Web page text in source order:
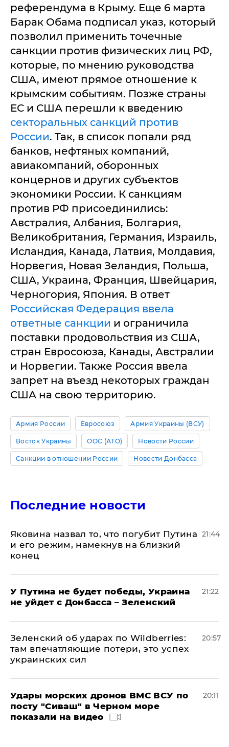
референдума в Крыму. Еще 6 марта
Барак Обама подписал указ, который
позволил применить точечные
санкции против физических лиц РФ,
которые, по мнению руководства
США, имеют прямое отношение к
крымским событиям. Позже страны
ЕС и США перешли к введению
секторальных санкций против
России. Так, в список попали ряд
банков, нефтяных компаний,
авиакомпаний, оборонных
концернов и других субъектов
экономики России. К санкциям
против РФ присоединились:
Австралия, Албания, Болгария,
Великобритания, Германия, Израиль,
Исландия, Канада, Латвия, Молдавия,
Норвегия, Новая Зеландия, Польша,
США, Украина, Франция, Швейцария,
Черногория, Япония. В ответ
Российская Федерация ввела
ответные санкции и ограничила
поставки продовольствия из США,
стран Евросоюза, Канады, Австралии
и Норвегии. Также Россия ввела
запрет на въезд некоторых граждан
США на свою территорию.
Армия России Евросоюз Армия Украины (ВСУ)
Восток Украины ООС (АТО) Новости России
Санкции в отношении России Новости Донбасса
Последние новости
Яковина назвал то, что погубит Путина
и его режим, намекнув на близкий
конец
21:44
У Путина не будет победы, Украина
не уйдет с Донбасса – Зеленский
21:22
Зеленский об ударах по Wildberries:
там впечатляющие потери, это успех
украинских сил
20:57
Удары морских дронов ВМС ВСУ по
посту "Сиваш" в Черном море
показали на видео
20:11